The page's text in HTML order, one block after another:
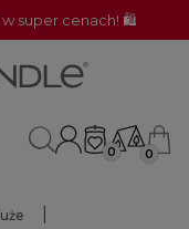
w super cenach! 🛍️
0 0